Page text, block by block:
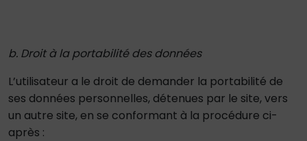
b. Droit à la portabilité des données
L’utilisateur a le droit de demander la portabilité de
ses données personnelles, détenues par le site, vers
un autre site, en se conformant à la procédure ci-
après :